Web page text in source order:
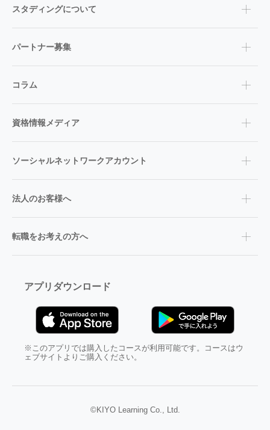
スタディングについて
パートナー募集
コラム
資格情報メディア
ソーシャルネットワークアカウント
法人のお客様へ
転職をお考えの方へ
アプリダウンロード
※このアプリでは購入したコースが利用可能です。コースはウ
ェブサイトよりご購入ください。
©KIYO Learning Co., Ltd.